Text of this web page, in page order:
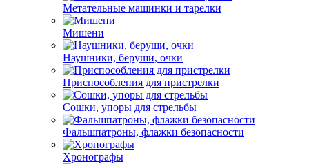
Метательные машинки и тарелки
Мишени
Наушники, беруши, очки
Приспособления для пристрелки
Сошки, упоры для стрельбы
Фальшпатроны, флажки безопасности
Хронографы